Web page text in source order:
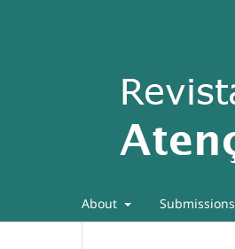
About Submissions